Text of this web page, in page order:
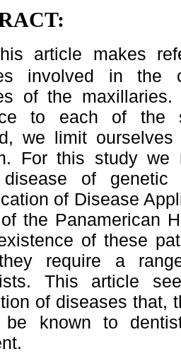
article makes
involved in the
of the
to each of the
we limit
For this study
disease of
of Disease
the Panamerican
of these
require a
This article
of diseases that,
be known to